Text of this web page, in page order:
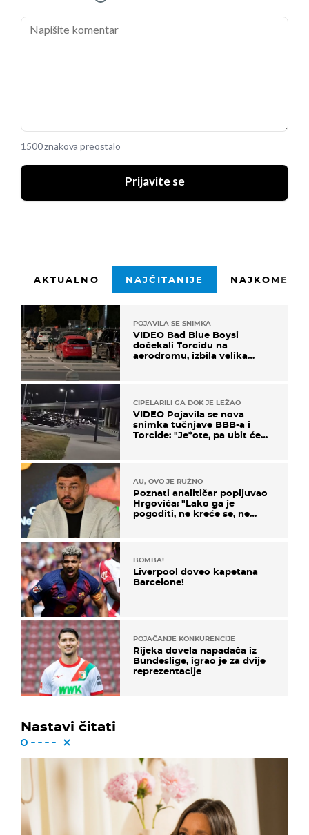
1500 znakova preostalo
Prijavite se
AKTUALNO NAJČITANIJE
POJAVILA SE SNIMKA
VIDEO Bad Blue Boysi
dočekali Torcidu na
aerodromu, izbila velika
CIPELARILI GA DOK JE LEŽAO
VIDEO Pojavila se nova
snimka tučnjave BBB-a i
Torcide: "Je*ote, pa ubit će
AU, OVO JE RUŽNO
Poznati analitičar popljuvao
Hrgovića: "Lako ga je
pogoditi, ne kreće se, ne
BOMBA!
Liverpool doveo kapetana
Barcelone!
POJAČANJE KONKURENCIJE
Rijeka dovela napadača iz
Bundeslige, igrao je za dvije
reprezentacije
Nastavi čitati